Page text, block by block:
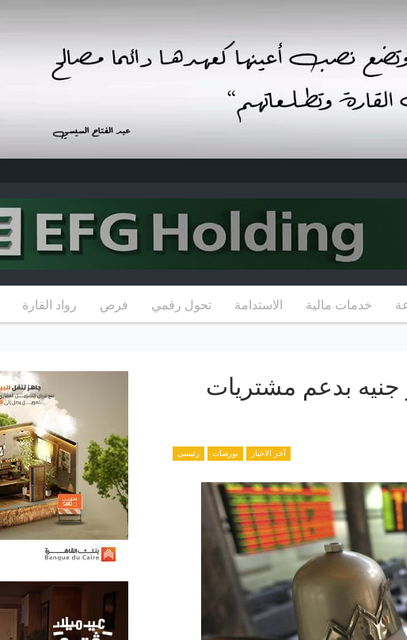
خدمات مالية الاستدامة تحول رقمي فرص رواد القارة
بالمستهل وتربح 1.7 مليار جنيه بدعم مشتريات
آخر الاخبار بورصات رئيسي